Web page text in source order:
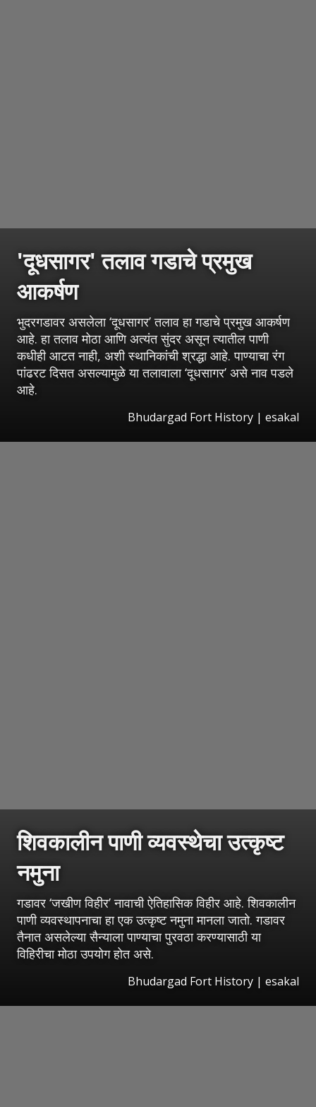
'दूधसागर' तलाव गडाचे प्रमुख
आकर्षण
भुदरगडावर असलेला ‘दूधसागर’ तलाव हा गडाचे प्रमुख आकर्षण
आहे. हा तलाव मोठा आणि अत्यंत सुंदर असून त्यातील पाणी
कधीही आटत नाही, अशी स्थानिकांची श्रद्धा आहे. पाण्याचा रंग
पांढरट दिसत असल्यामुळे या तलावाला ‘दूधसागर’ असे नाव पडले
आहे.
Bhudargad Fort History | esakal
शिवकालीन पाणी व्यवस्थेचा उत्कृष्ट
नमुना
गडावर ‘जखीण विहीर’ नावाची ऐतिहासिक विहीर आहे. शिवकालीन
पाणी व्यवस्थापनाचा हा एक उत्कृष्ट नमुना मानला जातो. गडावर
तैनात असलेल्या सैन्याला पाण्याचा पुरवठा करण्यासाठी या
विहिरीचा मोठा उपयोग होत असे.
Bhudargad Fort History | esakal